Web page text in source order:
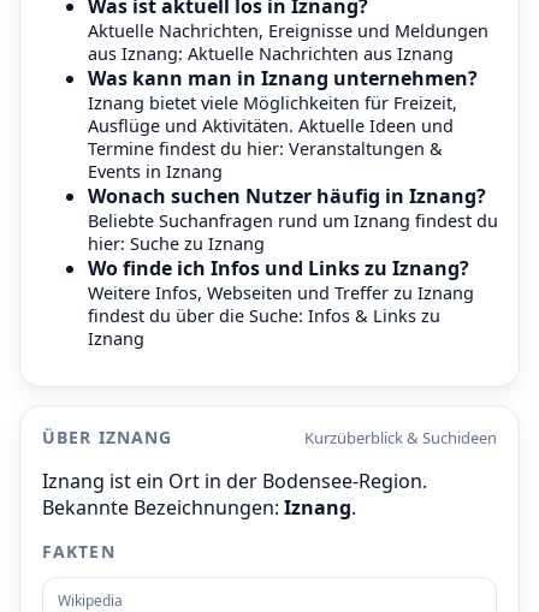
Was ist aktuell los in Iznang?
Aktuelle Nachrichten, Ereignisse und Meldungen
aus Iznang: Aktuelle Nachrichten aus Iznang
Was kann man in Iznang unternehmen?
Iznang bietet viele Möglichkeiten für Freizeit,
Ausflüge und Aktivitäten. Aktuelle Ideen und
Termine findest du hier: Veranstaltungen &
Events in Iznang
Wonach suchen Nutzer häufig in Iznang?
Beliebte Suchanfragen rund um Iznang findest du
hier: Suche zu Iznang
Wo finde ich Infos und Links zu Iznang?
Weitere Infos, Webseiten und Treffer zu Iznang
findest du über die Suche: Infos & Links zu
Iznang
ÜBER IZNANG Kurzüberblick & Suchideen
Iznang ist ein Ort in der Bodensee-Region.
Bekannte Bezeichnungen: Iznang.
FAKTEN
Wikipedia